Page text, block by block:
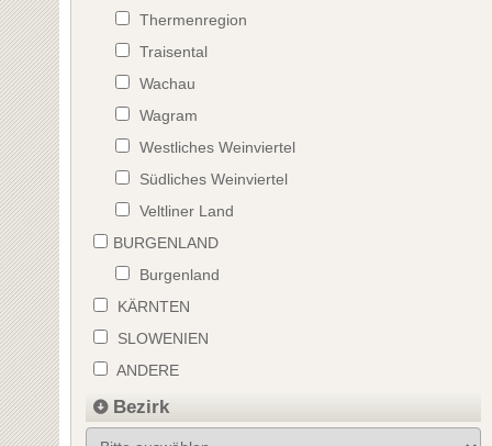
Thermenregion
Traisental
Wachau
Wagram
Westliches Weinviertel
Südliches Weinviertel
Veltliner Land
BURGENLAND
Burgenland
KÄRNTEN
SLOWENIEN
ANDERE
Bezirk